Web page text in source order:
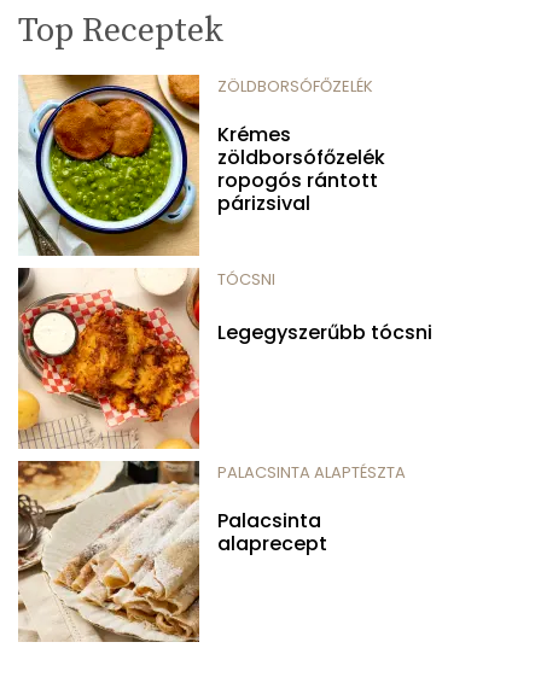
Top Receptek
ZÖLDBORSÓFŐZELÉK
Krémes
zöldborsófőzelék
ropogós rántott
párizsival
TÓCSNI
Legegyszerűbb tócsni
PALACSINTA ALAPTÉSZTA
Palacsinta
alaprecept